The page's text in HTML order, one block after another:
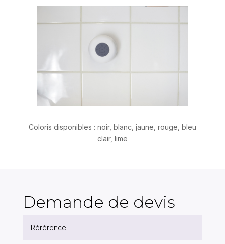
Coloris disponibles : noir, blanc, jaune, rouge, bleu
clair, lime
Demande de devis